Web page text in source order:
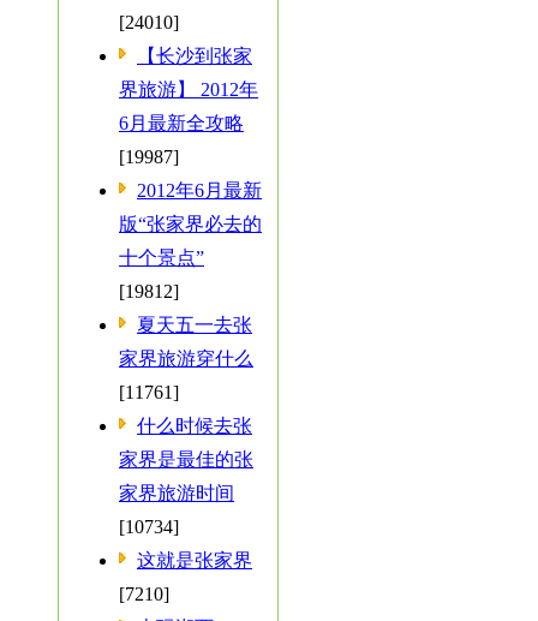
[24010]
【长沙到张家
界旅游】 2012年
6月最新全攻略
[19987]
2012年6月最新
版“张家界必去的
十个景点”
[19812]
夏天五一去张
家界旅游穿什么
[11761]
什么时候去张
家界是最佳的张
家界旅游时间
[10734]
这就是张家界
[7210]